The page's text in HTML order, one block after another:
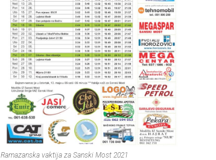
Ramazanska vaktija za Sanski Most 2021